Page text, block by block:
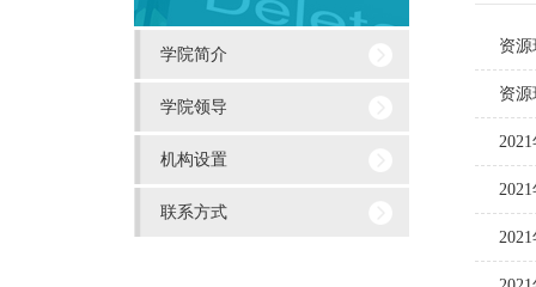
学院简介
学院领导
机构设置
联系方式
资
资